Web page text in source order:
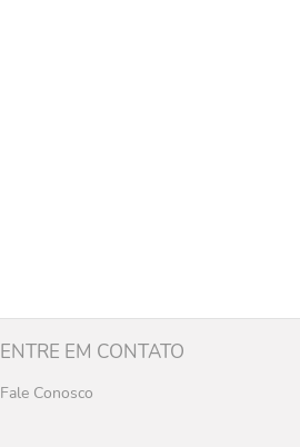
ENTRE EM CONTATO
Fale Conosco